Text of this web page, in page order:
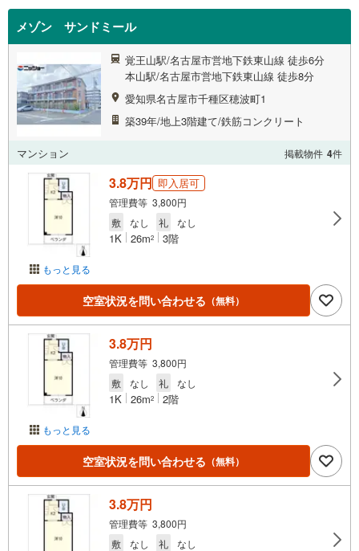
メゾン サンドミール
覚王山駅/名古屋市営地下鉄東山線 徒歩6分
本山駅/名古屋市営地下鉄東山線 徒歩8分
愛知県名古屋市千種区穂波町1
築39年/地上3階建て/鉄筋コンクリート
マンション 掲載物件 4件
もっと見る
3.8万円 即入居可
管理費等 3,800円
敷
なし 礼 なし
1K 26m2 3階
空室状況を問い合わせる （無料）
もっと見る
3.8万円
管理費等 3,800円
敷
なし 礼 なし
1K 26m2 2階
空室状況を問い合わせる （無料）
3.8万円
管理費等 3,800円
敷
なし 礼 なし